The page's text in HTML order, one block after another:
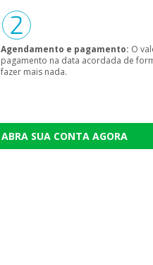
Agendamento e pagamento: O
pagamento na data acordada de
fazer mais nada.
ABRA SUA CONTA AGORA